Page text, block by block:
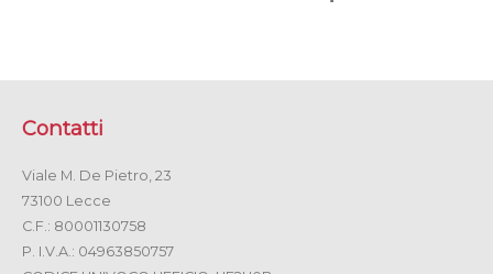
Contatti
Viale M. De Pietro, 23
73100 Lecce
C.F.: 80001130758
P. I.V.A.: 04963850757